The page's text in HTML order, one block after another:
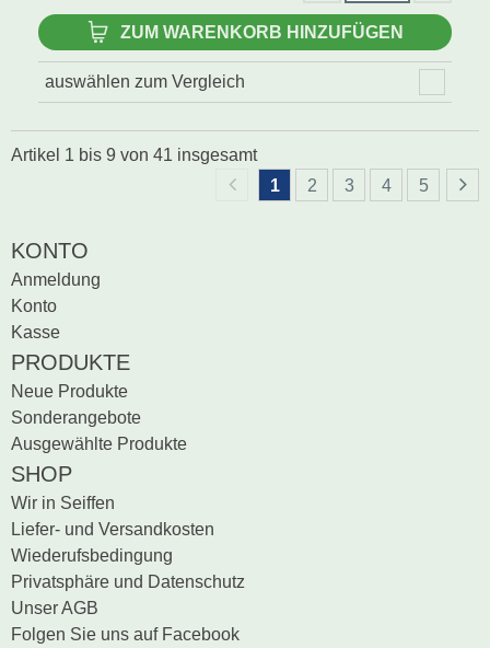
ZUM WARENKORB HINZUFÜGEN
auswählen zum Vergleich
Artikel 1 bis 9 von 41 insgesamt
1
2 3 4 5
KONTO
Anmeldung
Konto
Kasse
PRODUKTE
Neue Produkte
Sonderangebote
Ausgewählte Produkte
SHOP
Wir in Seiffen
Liefer- und Versandkosten
Wiederufsbedingung
Privatsphäre und Datenschutz
Unser AGB
Folgen Sie uns auf Facebook